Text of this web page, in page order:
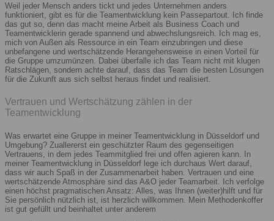
Weil jeder Mensch anders tickt und jedes Unternehmen anders
funktioniert, gibt es für die Teamentwicklung kein Passepartout. Ich finde
das gut so, denn das macht meine Arbeit als Business Coach und
Teamentwicklerin gerade spannend und abwechslungsreich. Ich mag es,
mich von Außen als Ressource in ein Team einzubringen und diese
unbefangene und wertschätzende Herangehensweise in einen Vorteil für
die Gruppe umzumünzen. Dabei überfalle ich das Team nicht mit klugen
Ratschlägen, sondern achte darauf, dass das Team die besten Lösungen
für die Zukunft aus sich selbst heraus findet und realisiert.
Vertrauen und Wertschätzung zählen in der
Teamentwicklung
Was erwartet eine Gruppe in meiner Teamentwicklung in Düsseldorf und
Umgebung? Zuallererst ein geschützter Raum des gegenseitigen
Vertrauens, in dem jedes Teammitglied frei und offen agieren kann. In
meiner Teamentwicklung in Düsseldorf lege ich durchaus Wert darauf,
dass wir auch Spaß in der Zusammenarbeit haben. Vertrauen und eine
wertschätzende Atmosphäre sind das A&O jeder Teamarbeit. Ich verfolge
einen höchst pragmatischen Ansatz: Alles, was Ihnen (weiter)hilft und für
Sie persönlich nützlich ist, ist herzlich willkommen. Mein Methodenkoffer
ist gut gefüllt und beinhaltet unter anderem